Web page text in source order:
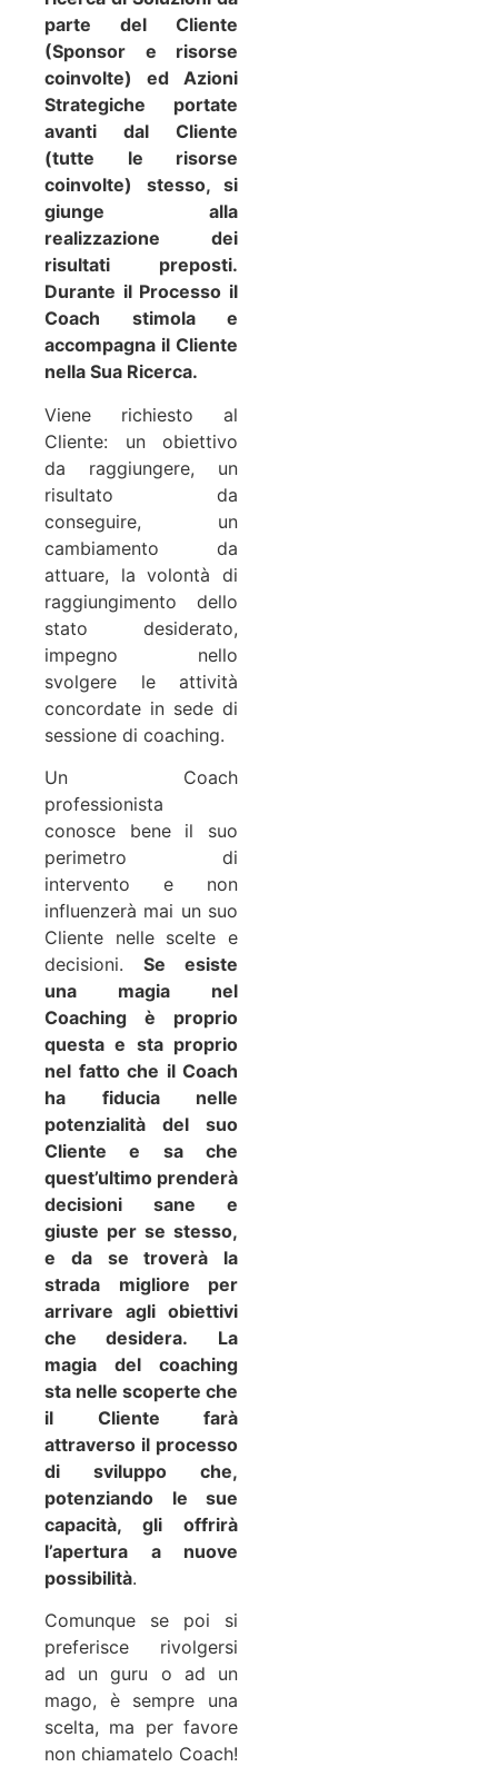
parte del Cliente
(Sponsor e risorse
coinvolte) ed Azioni
Strategiche portate
avanti dal Cliente
(tutte le risorse
coinvolte) stesso, si
giunge alla
realizzazione dei
risultati preposti.
Durante il Processo il
Coach stimola e
accompagna il Cliente
nella Sua Ricerca.
Viene richiesto al
Cliente: un obiettivo
da raggiungere, un
risultato da
conseguire, un
cambiamento da
attuare, la volontà di
raggiungimento dello
stato desiderato,
impegno nello
svolgere le attività
concordate in sede di
sessione di coaching.
Un Coach
professionista
conosce bene il suo
perimetro di
intervento e non
influenzerà mai un suo
Cliente nelle scelte e
decisioni. Se esiste
una magia nel
Coaching è proprio
questa e sta proprio
nel fatto che il Coach
ha fiducia nelle
potenzialità del suo
Cliente e sa che
quest’ultimo prenderà
decisioni sane e
giuste per se stesso,
e da se troverà la
strada migliore per
arrivare agli obiettivi
che desidera.
La
magia del coaching
sta nelle scoperte che
il Cliente farà
attraverso il processo
di sviluppo che,
potenziando le sue
capacità, gli offrirà
l’apertura a nuove
possibilità.
Comunque se poi si
preferisce rivolgersi
ad un guru o ad un
mago, è sempre una
scelta, ma per favore
non chiamatelo Coach!